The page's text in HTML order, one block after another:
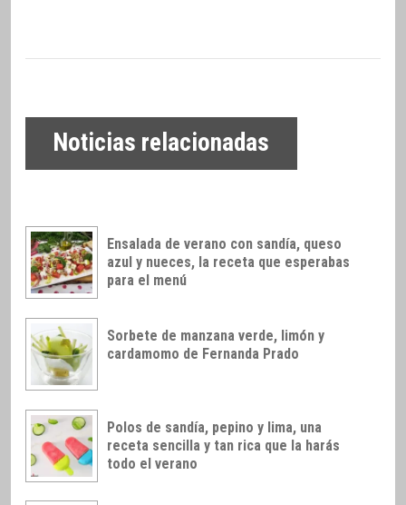
Noticias relacionadas
Ensalada de verano con sandía, queso
azul y nueces, la receta que esperabas
para el menú
Sorbete de manzana verde, limón y
cardamomo de Fernanda Prado
Polos de sandía, pepino y lima, una
receta sencilla y tan rica que la harás
todo el verano